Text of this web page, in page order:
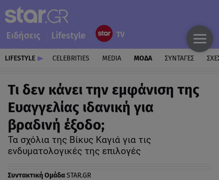
Ειδήσεις Lifestyle
LIFESTYLE CELEBRITIES MEDIA ΜΟΔΑ ΣΥΝΤΑΓΕΣ
Τι δεν κάνει την εμφάνιση της
Ευαγγελίας ιδανική για
βραδινή έξοδο;
Τα σχόλια της Βίκυς Καγιά για τις
ενδυματολογικές της επιλογές
Συντακτική ΟμάδαSTAR.GR